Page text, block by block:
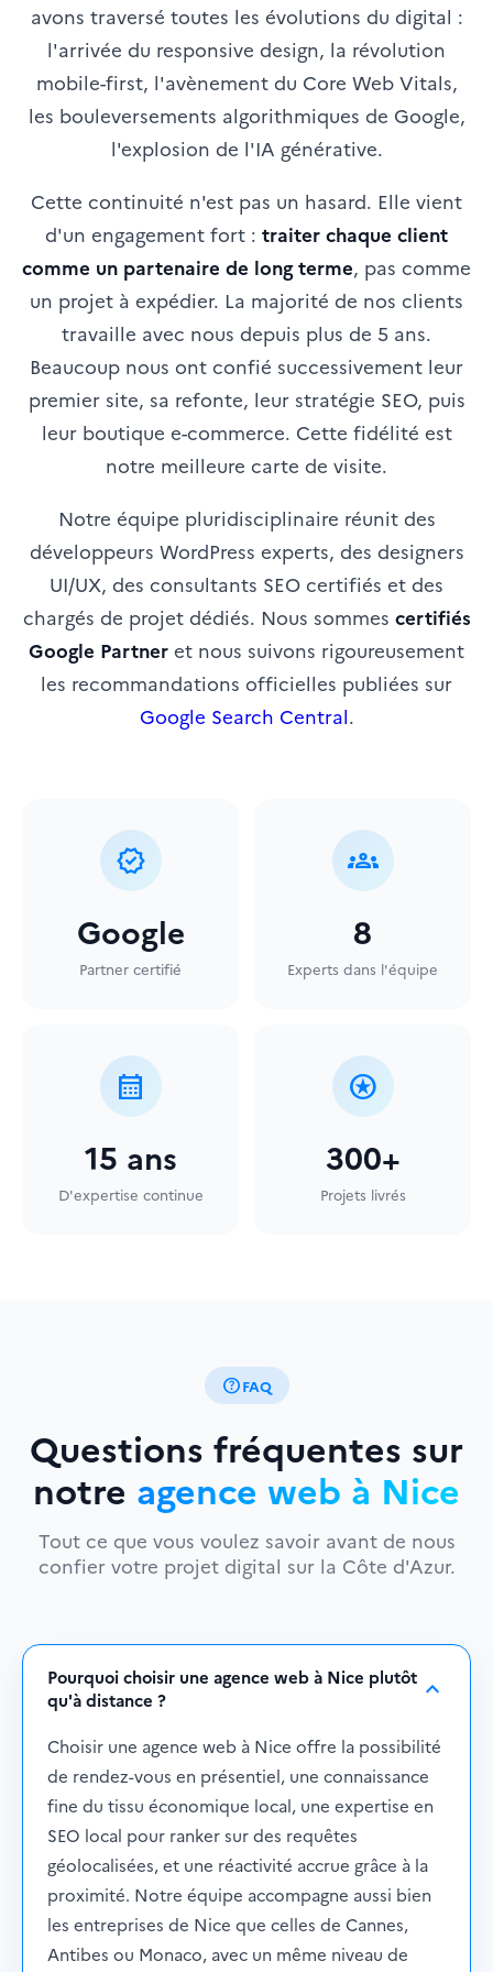
avons traversé toutes les évolutions du digital :
l'arrivée du responsive design, la révolution
mobile-first, l'avènement du Core Web Vitals,
les bouleversements algorithmiques de Google,
l'explosion de l'IA générative.
Cette continuité n'est pas un hasard. Elle vient
d'un engagement fort : traiter chaque client
comme un partenaire de long terme, pas comme
un projet à expédier. La majorité de nos clients
travaille avec nous depuis plus de 5 ans.
Beaucoup nous ont confié successivement leur
premier site, sa refonte, leur stratégie SEO, puis
leur boutique e-commerce. Cette fidélité est
notre meilleure carte de visite.
Notre équipe pluridisciplinaire réunit des
développeurs WordPress experts, des designers
UI/UX, des consultants SEO certifiés et des
chargés de projet dédiés. Nous sommes certifiés
Google Partner et nous suivons rigoureusement
les recommandations officielles publiées sur
Google Search Central.
verified
Google
Partner certifié
groups
8
Experts dans l'équipe
calendar_month
15 ans
D'expertise continue
stars
300+
Projets livrés
helpFAQ
Questions fréquentes sur
notre agence web à Nice
Tout ce que vous voulez savoir avant de nous
confier votre projet digital sur la Côte d'Azur.
Pourquoi choisir une agence web à Nice plutôt
qu'à distance ?
expand_more
Choisir une agence web à Nice offre la possibilité
de rendez-vous en présentiel, une connaissance
fine du tissu économique local, une expertise en
SEO local pour ranker sur des requêtes
géolocalisées, et une réactivité accrue grâce à la
proximité. Notre équipe accompagne aussi bien
les entreprises de Nice que celles de Cannes,
Antibes ou Monaco, avec un même niveau de